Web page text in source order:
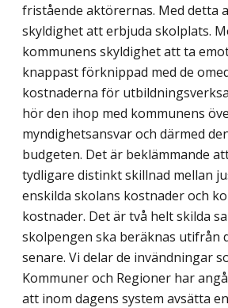
fristående aktörernas. Med detta
skyldighet att erbjuda skolplats.
kommunens skyldighet att ta
knappast förknippad med de
kostnaderna för
hör den ihop med kommunens
myndig­hetsansvar och därmed
budgeten. Det är beklämmande
tydligare distinkt skillnad mellan
enskilda skolans kostnader och
kostnader. Det är två helt skilda
skolpengen ska beräknas utifrån
senare. Vi delar de invändningar
Kommuner och Regioner har
att inom dagens system avsätta